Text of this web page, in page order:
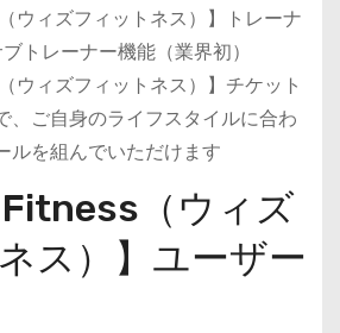
ウィズフィットネス）】トレーナ
トレーナー機能（業界初）
ウィズフィットネス）】チケット
、ご自身のライフスタイルに合わ
ルを組んでいただけます
Fitness（ウィズ
ス）】ユーザー